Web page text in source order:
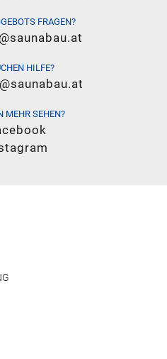
FRAGEN?
HILFE?
MEHR SEHEN?